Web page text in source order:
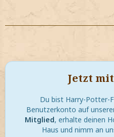
Jetzt
Du bist Harry-Potter-
Benutzerkonto auf
Mitglied, erhalte deinen
Haus und nimm an